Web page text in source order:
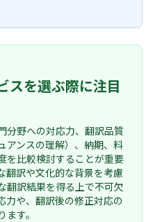
スを選ぶ際に注目
分野への対応力、翻訳品質
アンスの理解）、納期、料
を比較検討することが重要
翻訳や文化的な背景を考慮
翻訳結果を得る上で不可欠
力や、翻訳後の修正対応の
す。